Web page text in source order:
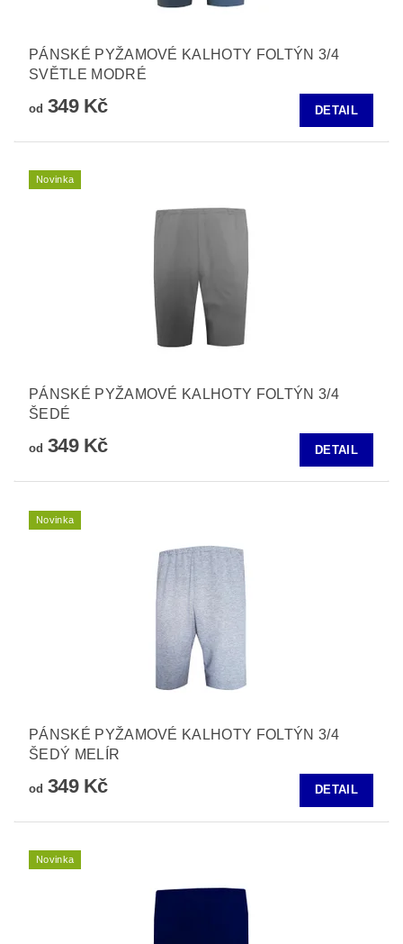
PÁNSKÉ PYŽAMOVÉ KALHOTY FOLTÝN 3/4
SVĚTLE MODRÉ
od 349 Kč DETAIL
Novinka
PÁNSKÉ PYŽAMOVÉ KALHOTY FOLTÝN 3/4
ŠEDÉ
od 349 Kč DETAIL
Novinka
PÁNSKÉ PYŽAMOVÉ KALHOTY FOLTÝN 3/4
ŠEDÝ MELÍR
od 349 Kč DETAIL
Novinka